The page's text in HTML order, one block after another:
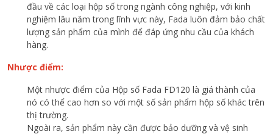
đầu về các loại hộp số trong ngành công nghiệp, với kinh
nghiệm lâu năm trong lĩnh vực này, Fada luôn đảm bảo chất
lượng sản phẩm của mình để đáp ứng nhu cầu của khách
hàng.
Nhược điểm:
Một nhược điểm của Hộp số Fada FD120 là giá thành của
nó có thể cao hơn so với một số sản phẩm hộp số khác trên
thị trường.
Ngoài ra, sản phẩm này cần được bảo dưỡng và vệ sinh